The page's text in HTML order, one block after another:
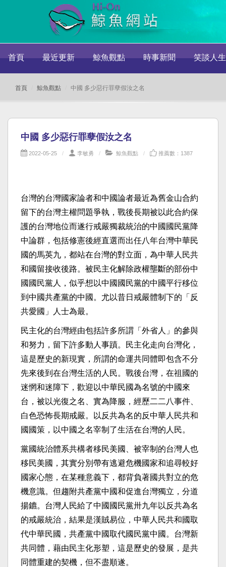
首頁 最近更新 鯨魚觀點 時事新聞 笑談人生
首頁 鯨魚觀點 中國 多少惡行罪孽假汝之名
中國 多少惡行罪孽假汝之名
2022-05-25 李敏勇 鯨魚觀點 推薦數：1387
台灣的台灣國家論者和中國論者最近為舊金山合約
留下的台灣主權問題爭執，戰後長期被以此合約保
護的台灣地位而遂行戒嚴獨裁統治的中國國民黨降
中論群，包括修憲後經直選而出任八年台灣中華民
國的馬英九，都站在台灣的對立面，為中華人民共
和國留接收後路。被民主化解除政權壟斷的部份中
國國民黨人，似乎想以中國國民黨的中國平行移位
到中國共產黨的中國。尤以昔日戒嚴體制下的「反
共愛國」人士為最。
民主化的台灣經由包括許多所謂「外省人」的參與
和努力，留下許多動人事蹟。民主化走向台灣化，
這是歷史的新現實，所謂的命運共同體即包含不分
先來後到在台灣生活的人民。戰後台灣，在祖國的
迷惘和迷障下，歡迎以中華民國為名號的中國來
台，被以光復之名、實為降服，經歷二二八事件、
白色恐怖長期戒嚴。以反共為名的反中華人民共和
國國策，以中國之名宰制了生活在台灣的人民。
黨國統治體系共構者移民美國、被宰制的台灣人也
移民美國，其實分別帶有逃避危機國家和追尋較好
國家心態，在某種意義下，都背負著國共對立的危
機意識。但趨附共產黨中國和促進台灣獨立，分道
揚鑣。台灣人民給了中國國民黨卅九年以反共為名
的戒嚴統治，結果是漢賊易位，中華人民共和國取
代中華民國，共產黨中國取代國民黨中國。台灣新
共同體，藉由民主化形塑，這是歷史的發展，是共
同體重建的契機，但不盡順遂。